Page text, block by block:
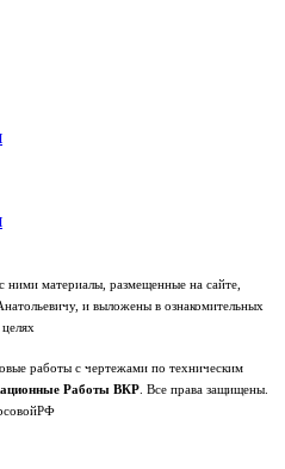
ними материалы, размещенные на сайте,
и выложены в ознакомительных
целях
работы с чертежами по техническим
Работы ВКР. Все права защищены.